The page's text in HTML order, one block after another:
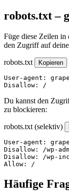
robots.txt –
Füge diese Zeilen in
den Zugriff auf
robots.txt Kopieren
User-agent:
Disallow: /
Du kannst den
zu blockieren:
robots.txt (selektiv)
User-agent:
Disallow: /wp-
Disallow: /wp-
Allow: /
Häufige